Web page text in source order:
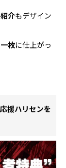
介もデザイン
枚に仕上がっ
援ハリセンを